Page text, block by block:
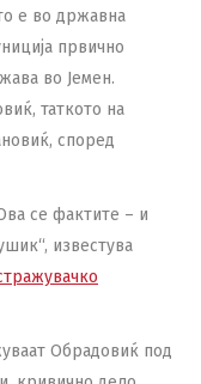
е во државна
првично
во Јемен.
таткото на
според
се фактите – и
известува
Обрадовиќ под